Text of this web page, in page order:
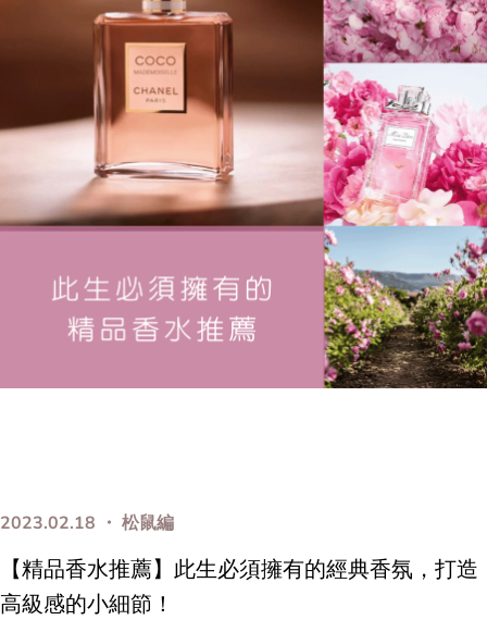
2023.02.18 ・ 松鼠編
【精品香水推薦】此生必須擁有的經典香氛，打造
高級感的小細節！